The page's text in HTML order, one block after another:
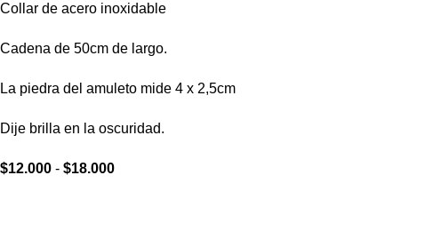
Collar de acero inoxidable
Cadena de 50cm de largo.
La piedra del amuleto mide 4 x 2,5cm
Dije brilla en la oscuridad.
$12.000 - $18.000